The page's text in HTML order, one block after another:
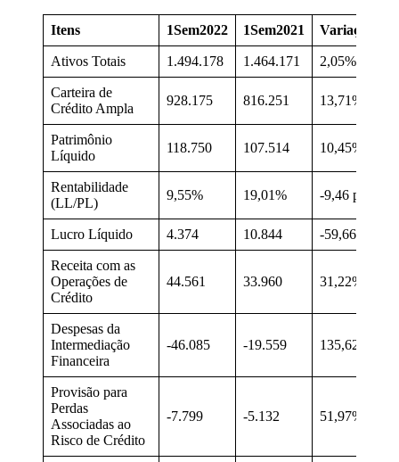
Itens 1Sem2022 1Sem2021 Variação
Ativos Totais 1.494.178 1.464.171 2,05%
Carteira de
Crédito Ampla
928.175 816.251 13,71%
Patrimônio
Líquido
118.750 107.514 10,45%
Rentabilidade
(LL/PL)
9,55% 19,01% -9,46 p.p.
Lucro Líquido 4.374 10.844 -59,66%
Receita com as
Operações de
Crédito
44.561 33.960 31,22%
Despesas da
Intermediação
Financeira
-46.085 -19.559 135,62%
Provisão para
Perdas
Associadas ao
Risco de Crédito
-7.799 -5.132 51,97%